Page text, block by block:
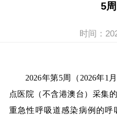
5周
时间：
2026年第5周（ 2026年1 月
点医院（不含港澳台）采集
重急性呼吸道感染病例的